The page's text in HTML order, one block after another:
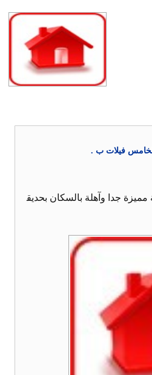
جدا وآهلة بالسكان بحديق